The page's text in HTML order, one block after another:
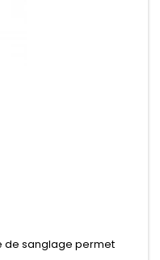
de sanglage permet